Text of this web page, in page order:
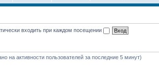
входить при каждом посещении
на активности пользователей за последние 5 минут)